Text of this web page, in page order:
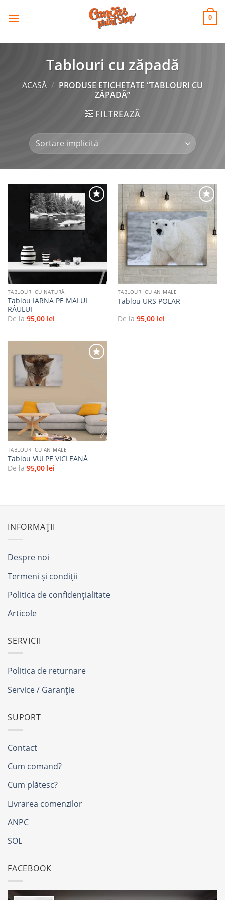
CANVAS
PRINT SHOP 0
Tablouri cu zăpadă
ACASĂ / PRODUSE ETICHETATE “TABLOURI CU
ZĂPADĂ”
FILTREAZĂ
Adaugă
TABLOURI CU NATURĂ
Tablou IARNA PE MALUL
RÂULUI
De la 95,00 lei
TABLOURI CU ANIMALE
Tablou URS POLAR
De la 95,00 lei
TABLOURI CU ANIMALE
Tablou VULPE VICLEANĂ
De la 95,00 lei
INFORMAȚII
Despre noi
Termeni și condiții
Politica de confidențialitate
Articole
SERVICII
Politica de returnare
Service / Garanție
SUPORT
Contact
Cum comand?
Cum plătesc?
Livrarea comenzilor
ANPC
SOL
FACEBOOK